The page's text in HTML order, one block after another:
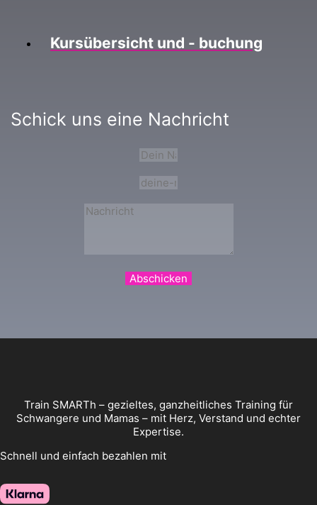
Kursübersicht und - buchung
Schick uns eine Nachricht
Abschicken
Train SMARTh – gezieltes, ganzheitliches Training für
Schwangere und Mamas – mit Herz, Verstand und echter
Expertise.
Schnell und einfach bezahlen mit